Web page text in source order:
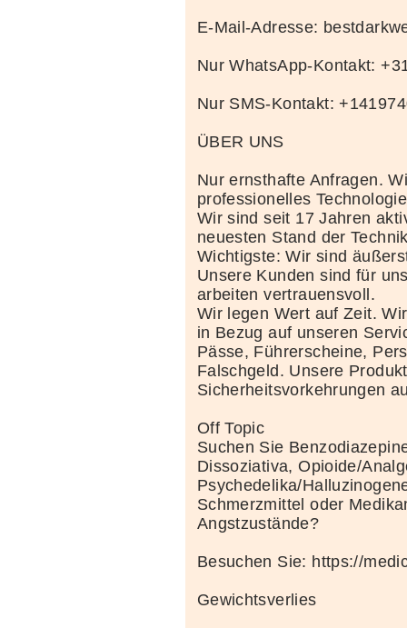
E-Mail-Adresse:
Nur WhatsApp-Kontakt:
Nur SMS-Kontakt:
ÜBER UNS
Nur ernsthafte Anfragen.
professionelles
Wir sind seit 17 Jahren
neuesten Stand der
Wichtigste: Wir sind
Unsere Kunden sind für
arbeiten vertrauensvoll.
Wir legen Wert auf Zeit.
in Bezug auf unseren
Pässe, Führerscheine,
Falschgeld. Unsere
Sicherheitsvorkehrungen
Off Topic
Suchen Sie
Dissoziativa, Opioide/
Psychedelika/
Schmerzmittel oder
Angstzustände?
Besuchen Sie: https://
Gewichtsverlies